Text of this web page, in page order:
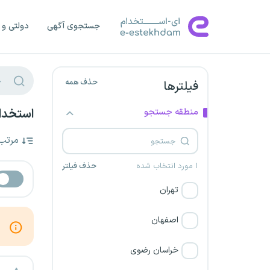
جستجوی آگهی دولتی
فیلترها حذف همه
منطقه جستجو
۱ مورد انتخاب شده حذف فیلتر
تهران
اصفهان
خراسان رضوی